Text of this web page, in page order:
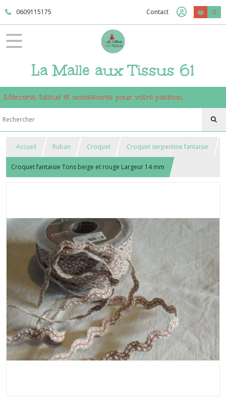
0609115175 Contact 0
La Malle aux Tissus 61
Mercerie, tissus et accessoires pour votre passion
Accueil Ruban Croquet Croquet serpentine fantaisie
Croquet fantaisie Tons beige et rouge Largeur 14 mm